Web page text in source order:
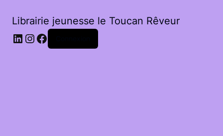
Librairie jeunesse le Toucan Rêveur
LinkedIn
Instagram
Facebook